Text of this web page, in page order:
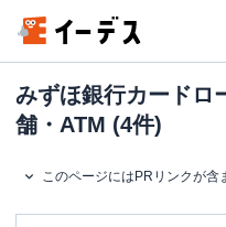
みずほ銀行カードロ
舗・ATM (4件)
このページにはPRリンクが含